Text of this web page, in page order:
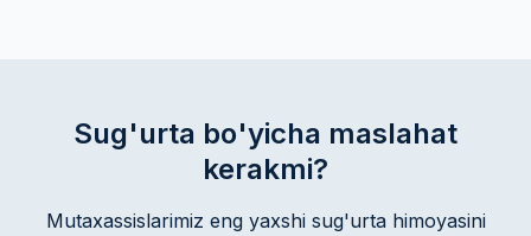
Sug'urta bo'yicha maslahat
kerakmi?
Mutaxassislarimiz eng yaxshi sug'urta himoyasini